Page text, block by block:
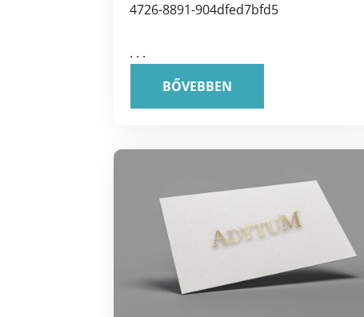
4726-8891-904dfed7bfd5
. . .
BŐVEBBEN